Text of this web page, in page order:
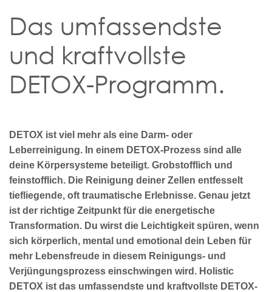
Das umfassendste
und kraftvollste
DETOX-Programm.
DETOX ist viel mehr als eine Darm- oder
Leberreinigung. In einem DETOX-Prozess sind alle
deine Körpersysteme beteiligt. Grobstofflich und
feinstofflich. Die Reinigung deiner Zellen entfesselt
tiefliegende, oft traumatische Erlebnisse. Genau jetzt
ist der richtige Zeitpunkt für die energetische
Transformation. Du wirst die Leichtigkeit spüren, wenn
sich körperlich, mental und emotional dein Leben für
mehr Lebensfreude in diesem Reinigungs- und
Verjüngungsprozess einschwingen wird. Holistic
DETOX ist das umfassendste und kraftvollste DETOX-